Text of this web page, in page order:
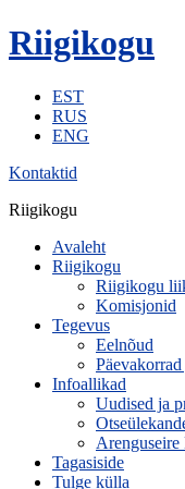
Riigikogu
EST
RUS
ENG
Kontaktid
Riigikogu
Avaleht
Riigikogu
Riigikogu
Komisjonid
Tegevus
Eelnõud
Infoallikad
Uudised ja
Arenguseire
Tagasiside
Tulge külla